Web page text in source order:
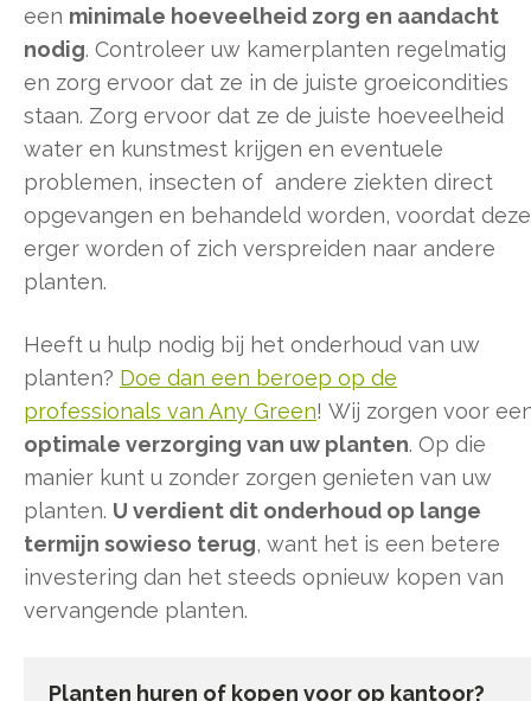
een minimale hoeveelheid zorg en aandacht
nodig. Controleer uw kamerplanten regelmatig
en zorg ervoor dat ze in de juiste groeicondities
staan. Zorg ervoor dat ze de juiste hoeveelheid
water en kunstmest krijgen en eventuele
problemen, insecten of andere ziekten direct
opgevangen en behandeld worden, voordat deze
erger worden of zich verspreiden naar andere
planten.
Heeft u hulp nodig bij het onderhoud van uw
planten? Doe dan een beroep op de
professionals van Any Green! Wij zorgen voor
optimale verzorging van uw planten. Op die
manier kunt u zonder zorgen genieten van uw
planten. U verdient dit onderhoud op lange
termijn sowieso terug, want het is een betere
investering dan het steeds opnieuw kopen van
vervangende planten.
Planten huren of kopen voor op kantoor?